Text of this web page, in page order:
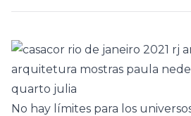
No hay límites para los